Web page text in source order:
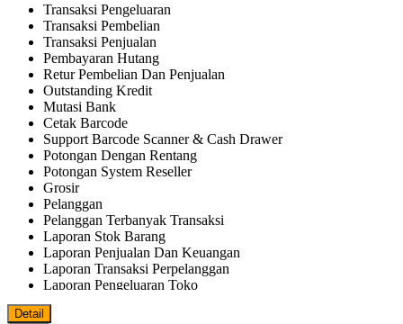
Transaksi Pengeluaran
Transaksi Pembelian
Transaksi Penjualan
Pembayaran Hutang
Retur Pembelian Dan Penjualan
Outstanding Kredit
Mutasi Bank
Cetak Barcode
Support Barcode Scanner & Cash Drawer
Potongan Dengan Rentang
Potongan System Reseller
Grosir
Pelanggan
Pelanggan Terbanyak Transaksi
Laporan Stok Barang
Laporan Penjualan Dan Keuangan
Laporan Transaksi Perpelanggan
Laporan Pengeluaran Toko
Laporan Fee Marketer
Detail